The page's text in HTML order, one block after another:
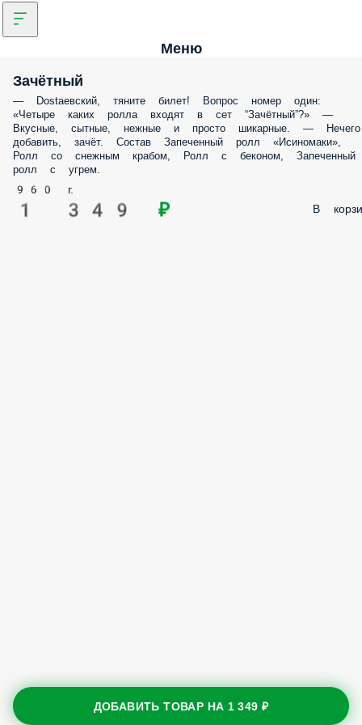
Меню
Зачётный
— Dostaевский, тяните билет! Вопрос номер один:
«Четыре каких ролла входят в сет “Зачётный”?» —
Вкусные, сытные, нежные и просто шикарные. — Нечего
добавить, зачёт. Состав Запеченный ролл «Исиномаки»,
Ролл со снежным крабом, Ролл с беконом, Запеченный
ролл с угрем.
960 г.
1 349 ₽ В
ДОБАВИТЬ ТОВАР НА 1 349 ₽